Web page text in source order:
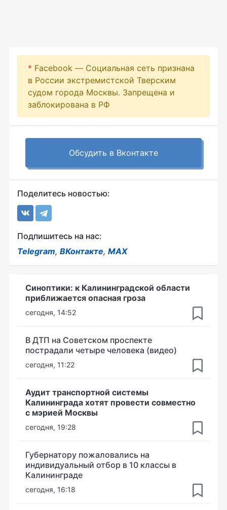
* Facebook — Социальная сеть признана
в России экстремистской Тверским
судом города Москвы. Запрещена и
заблокирована в РФ
Обсудить в Вконтакте
Поделитесь новостью:
Подпишитесь на нас:
Telegram, ВКонтакте, MAX
Синоптики: к Калининградской области
приближается опасная гроза
сегодня, 14:52
В ДТП на Советском проспекте
пострадали четыре человека (видео)
сегодня, 11:22
Аудит транспортной системы
Калининграда хотят провести совместно
с мэрией Москвы
сегодня, 19:28
Губернатору пожаловались на
индивидуальный отбор в 10 классы в
Калининграде
сегодня, 16:18